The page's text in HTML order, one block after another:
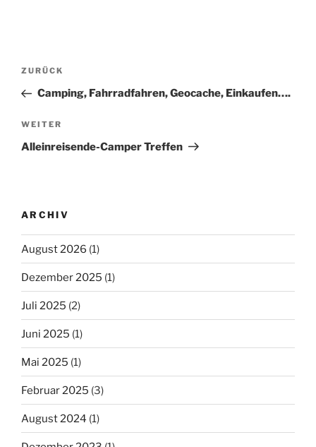
Beitragsnavigation
Vorheriger
Beitrag
ZURÜCK
Camping, Fahrradfahren, Geocache, Einkaufen….
Nächster
Beitrag
WEITER
Alleinreisende-Camper Treffen
ARCHIV
August 2026 (1)
Dezember 2025 (1)
Juli 2025 (2)
Juni 2025 (1)
Mai 2025 (1)
Februar 2025 (3)
August 2024 (1)